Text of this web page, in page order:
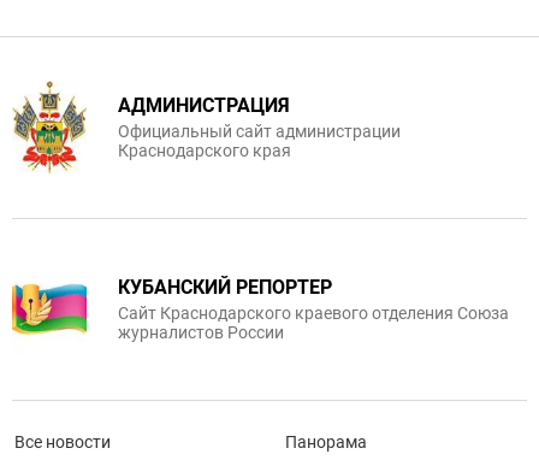
АДМИНИСТРАЦИЯ
Официальный сайт администрации
Краснодарского края
КУБАНСКИЙ РЕПОРТЕР
Сайт Краснодарского краевого отделения Союза
журналистов России
Все новости Панорама